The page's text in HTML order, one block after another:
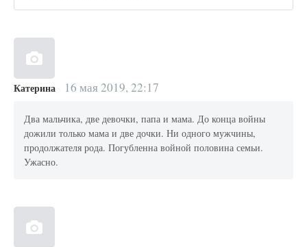
Катерина 16 мая 2019, 22:17
Два мальчика, две девочки, папа и мама. До конца войны
дожили только мама и две дочки. Ни одного мужчины,
продолжателя рода. Погубленна войной половина семьи.
Ужасно.